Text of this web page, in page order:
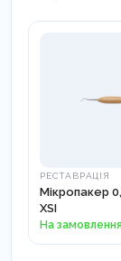
РЕСТАВРАЦІЯ
Мікропакер
XSI
На замовлення